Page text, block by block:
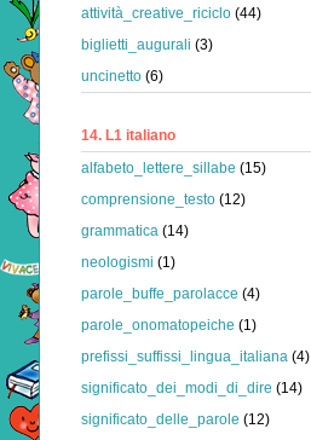
attività_creative_riciclo (44)
biglietti_augurali (3)
uncinetto (6)
14. L1 italiano
alfabeto_lettere_sillabe (15)
comprensione_testo (12)
grammatica (14)
neologismi (1)
parole_buffe_parolacce (4)
parole_onomatopeiche (1)
prefissi_suffissi_lingua_italiana (4)
significato_dei_modi_di_dire (14)
significato_delle_parole (12)